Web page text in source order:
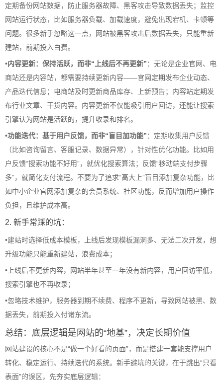
定期备份网站数据，防止服务器故障、黑客攻击导致数据丢失；监控
网站运行状态，比如服务器负载、加载速度，避免出现宕机、卡顿等
问题。很多新手忽略这一点，网站被黑客攻击后数据丢失，只能重新
建站，前期投入白费。
•内容更新：保持活跃，而非“上线后不再更新”：无论是企业官网、电
商站还是内容站，都需要持续更新内容——官网定期发布企业动态、
产品迭代信息；电商站及时更新商品库存、上新预告；内容站定期发
布行业文章、干货内容。内容更新不仅能吸引用户回访，还能让搜索
引擎认为网站是活跃的，提升收录和排名。
•功能迭代：基于用户反馈，而非“盲目加功能”：定期收集用户反馈
（比如咨询留言、客服记录、数据异常），针对性优化功能。比如用
户反馈“搜索功能不好用”，就优化搜索算法；反馈“移动端支付步骤
多”，就简化支付流程。不要为了追求“高大上”盲目添加复杂功能，比
如中小企业官网添加复杂的会员系统、社区功能，反而增加用户操作
负担，且维护成本高。
2. 新手常踩的坑：
•建站时选择低成本模板，上线后发现模板漏洞多、无法二次开发，想
升级功能只能重新建站，浪费成本；
• 上线后不更新内容，网站半年甚至一年没有新内容，用户回访率低，
搜索引擎也不再收录；
•忽略技术维护，服务器到期不续费、程序不更新，导致网站被黑、数
据丢失，前期投入付诸东流。
总结：底层逻辑是网站的“地基”，决定长期价值
网站建设的核心不是“做一个好看的页面”，而是搭建一套能支撑用户
转化、稳定运行、持续迭代的系统。新手避坑的关键，在于跳出“只看
表面”的误区，先夯实底层逻辑：